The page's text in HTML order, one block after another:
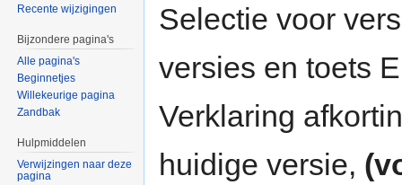
Selectie voor
versies en toets
Verklaring
huidige versie,
Recente wijzigingen
Bijzondere pagina's
Alle pagina's
Beginnetjes
Willekeurige pagina
Zandbak
Hulpmiddelen
Verwijzingen naar deze
pagina